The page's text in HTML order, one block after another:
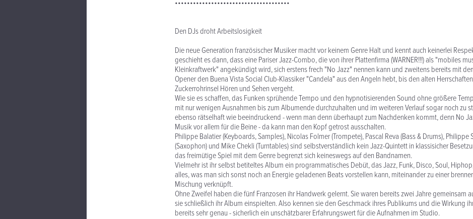
••••••••••••••••••••••••••••••••••••••
Den DJs droht Arbeitslosigkeit
Die neue Generation französischer Musiker macht vor keinem Genre Halt und kennt auch keinerlei
geschieht es dann, dass eine Pariser Jazz-Combo, die von ihrer Plattenfirma (WARNER!!!) als "mobiles
Kleinkraftwerk" angekündigt wird, sich erstens frech "No Jazz" nennen kann und zweitens bereits mit
Opener den Buena Vista Social Club-Klassiker "Candela" aus den Angeln hebt, bis den alten
Zuckerrohrinsel Hören und Sehen vergeht.
Wie sie es schaffen, das Funken sprühende Tempo und den hypnotisierenden Sound ohne größere
mit nur wenigen Ausnahmen bis zum Albumende durchzuhalten und im weiteren Verlauf sogar noch zu
ebenso rätselhaft wie beeindruckend - wenn man denn überhaupt zum Nachdenken kommt, denn No
Musik vor allem für die Beine - da kann man den Kopf getrost ausschalten.
Philippe Balatier (Keyboards, Samples), Nicolas Folmer (Trompete), Pascal Reva (Bass & Drums), Philippe
(Saxophon) und Mike Chekli (Turntables) sind selbstverständlich kein Jazz-Quintett in klassisicher
das freimütige Spiel mit dem Genre begrenzt sich keineswegs auf den Bandnamen.
Vielmehr ist ihr selbst betiteltes Album ein programmatisches Debüt, das Jazz, Funk, Disco, Soul,
alles, was man sich sonst noch an Energie geladenen Beats vorstellen kann, miteinander zu einer
Mischung verknüpft.
Ohne Zweifel haben die fünf Franzosen ihr Handwerk gelernt. Sie waren bereits zwei Jahre gemeinsam
sie schließlich ihr Album einspielten. Also kennen sie den Geschmack ihres Publikums und die Wirkung
bereits sehr genau - sicherlich ein unschätzbarer Erfahrungswert für die Aufnahmen im Studio.